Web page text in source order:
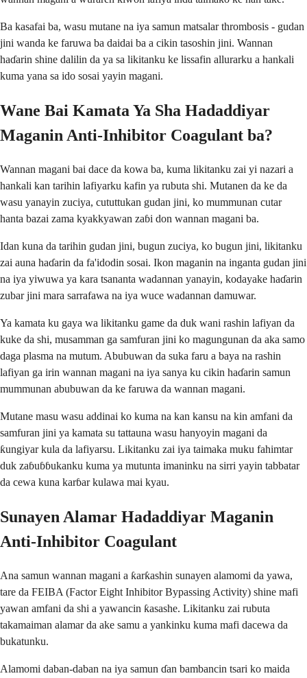
Ba kasafai ba, wasu mutane na iya samun matsalar thrombosis - gudan
jini wanda ke faruwa ba daidai ba a cikin tasoshin jini. Wannan
haɗarin shine dalilin da ya sa likitanku ke lissafin allurarku a hankali
kuma yana sa ido sosai yayin magani.
Wane Bai Kamata Ya Sha Hadaddiyar
Maganin Anti-Inhibitor Coagulant ba?
Wannan magani bai dace da kowa ba, kuma likitanku zai yi nazari a
hankali kan tarihin lafiyarku kafin ya rubuta shi. Mutanen da ke da
wasu yanayin zuciya, cututtukan gudan jini, ko mummunan cutar
hanta bazai zama kyakkyawan zaɓi don wannan magani ba.
Idan kuna da tarihin gudan jini, bugun zuciya, ko bugun jini, likitanku
zai auna haɗarin da fa'idodin sosai. Ikon maganin na inganta gudan jini
na iya yiwuwa ya kara tsananta wadannan yanayin, kodayake haɗarin
zubar jini mara sarrafawa na iya wuce wadannan damuwar.
Ya kamata ku gaya wa likitanku game da duk wani rashin lafiyan da
kuke da shi, musamman ga samfuran jini ko magungunan da aka samo
daga plasma na mutum. Abubuwan da suka faru a baya na rashin
lafiyan ga irin wannan magani na iya sanya ku cikin haɗarin samun
mummunan abubuwan da ke faruwa da wannan magani.
Mutane masu wasu addinai ko kuma na kan kansu na kin amfani da
samfuran jini ya kamata su tattauna wasu hanyoyin magani da
ƙungiyar kula da lafiyarsu. Likitanku zai iya taimaka muku fahimtar
duk zaɓuɓɓukanku kuma ya mutunta imaninku na sirri yayin tabbatar
da cewa kuna karɓar kulawa mai kyau.
Sunayen Alamar Hadaddiyar Maganin
Anti-Inhibitor Coagulant
Ana samun wannan magani a ƙarƙashin sunayen alamomi da yawa,
tare da FEIBA (Factor Eight Inhibitor Bypassing Activity) shine mafi
yawan amfani da shi a yawancin ƙasashe. Likitanku zai rubuta
takamaiman alamar da ake samu a yankinku kuma mafi dacewa da
bukatunku.
Alamomi daban-daban na iya samun ɗan bambancin tsari ko maida